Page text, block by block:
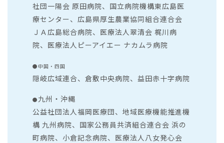
社団一陽会 原田病院、国立病院機構東広島医
療センター、広島県厚生農業協同組合連合会
ＪＡ広島総合病院、医療法人翠清会 梶川病
院、医療法人ピーアイエー ナカムラ病院
●中国・四国
隠岐広域連合、倉敷中央病院、益田赤十字病院
● 九州・沖縄
公益社団法人福岡医療団、地域医療機能推進機
構 九州病院、国家公務員共済組合連合会 浜の
町病院、小倉記念病院、医療法人八女発心会